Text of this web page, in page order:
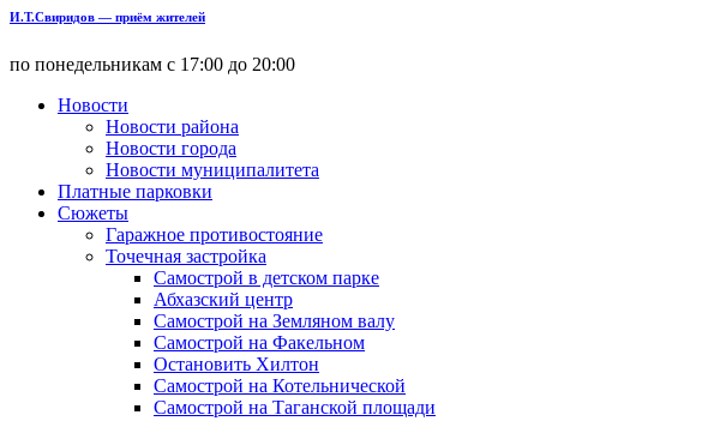
И.Т.Свиридов — приём жителей
по понедельникам с 17:00 до 20:00
Новости
Новости района
Новости города
Новости муниципалитета
Платные парковки
Сюжеты
Гаражное противостояние
Точечная застройка
Самострой в детском парке
Абхазский центр
Самострой на Земляном валу
Самострой на Факельном
Остановить Хилтон
Самострой на Котельнической
Самострой на Таганской площади